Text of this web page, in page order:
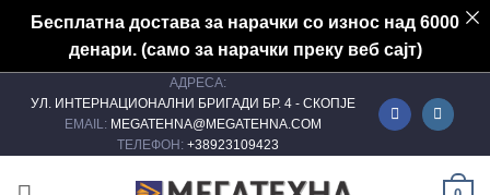
Бесплатна достава за нарачки со износ над 6000
денари. (само за нарачки преку веб сајт)
АДРЕСА:
УЛ. ИНТЕРНАЦИОНАЛНИ БРИГАДИ БР. 4 - СКОПЈЕ
EMAIL: MEGATEHNA@MEGATEHNA.COM
ТЕЛЕФОН: +38923109423